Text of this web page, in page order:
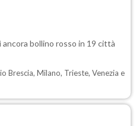
ancora bollino rosso in 19 città
Brescia, Milano, Trieste, Venezia e